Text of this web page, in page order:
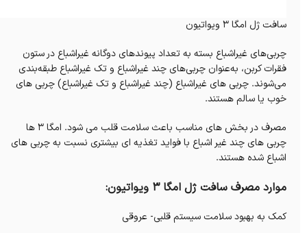
سافت ژل امگا 3 ویواتیون
چربی‌های غیراشباع بسته به تعداد پیوندهای دوگانه غیراشباع در ستون
فقرات کربن، به‌عنوان چربی‌های چند غیراشباع و تک غیراشباع طبقه‌بندی
می‌شوند. چربی های غیراشباع (چند غیراشباع و تک غیراشباع) چربی های
خوب یا سالم هستند.
مصرف در بخش های مناسب باعث سلامت قلب می شود.
امگا 3 ها
چربی های چند غیر اشباع با فواید تغذیه ای بیشتری نسبت به چربی های
اشباع شده هستند.
موارد مصرف سافت ژل امگا 3 ویواتیون:
کمک به بهبود سلامت سیستم قلبی- عروقی